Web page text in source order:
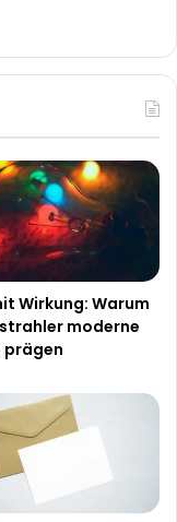
Wirkung: Warum
moderne
prägen